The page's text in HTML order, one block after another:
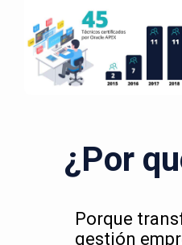
¿Por
Porque
gestión